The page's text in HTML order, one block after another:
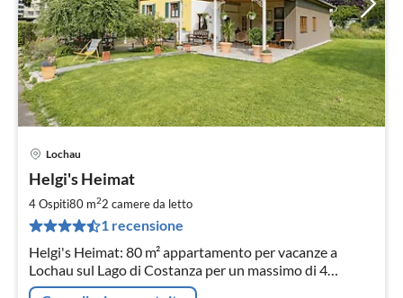
Lochau
Helgi's Heimat
4 Ospiti80 m22 camere da letto
1 recensione
Helgi's Heimat: 80 m² appartamento per vacanze a
Lochau sul Lago di Costanza per un massimo di 4
persone, 2 camere, strada senza uscita